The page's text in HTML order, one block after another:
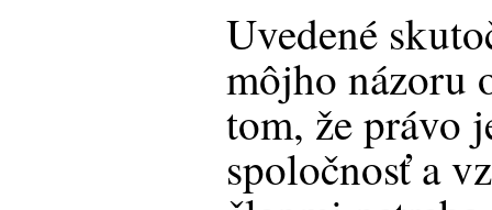
Uvedené
môjho názoru
tom, že právo
spoločnosť a